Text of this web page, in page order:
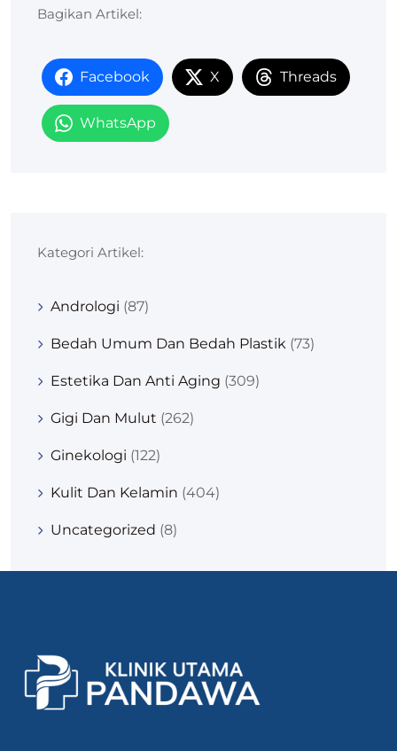
Bagikan Artikel:
Facebook X Threads
WhatsApp
Kategori Artikel:
Andrologi (87)
Bedah Umum Dan Bedah Plastik (73)
Estetika Dan Anti Aging (309)
Gigi Dan Mulut (262)
Ginekologi (122)
Kulit Dan Kelamin (404)
Uncategorized (8)